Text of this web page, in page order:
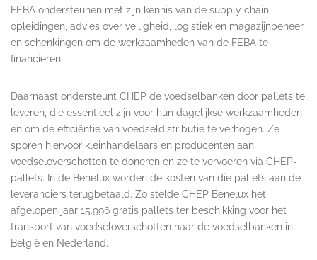
FEBA ondersteunen met zijn kennis van de supply chain,
opleidingen, advies over veiligheid, logistiek en magazijnbeheer,
en schenkingen om de werkzaamheden van de FEBA te
financieren.
Daarnaast ondersteunt CHEP de voedselbanken door pallets te
leveren, die essentieel zijn voor hun dagelijkse werkzaamheden
en om de efficiëntie van voedseldistributie te verhogen. Ze
sporen hiervoor kleinhandelaars en producenten aan
voedseloverschotten te doneren en ze te vervoeren via CHEP-
pallets. In de Benelux worden de kosten van die pallets aan de
leveranciers terugbetaald. Zo stelde CHEP Benelux het
afgelopen jaar 15.996 gratis pallets ter beschikking voor het
transport van voedseloverschotten naar de voedselbanken in
België en Nederland.